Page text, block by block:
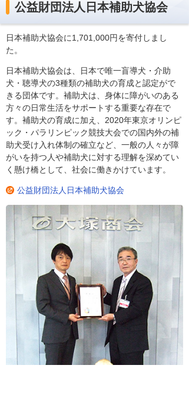
公益財団法人日本補助犬協会
日本補助犬協会に1,701,000円を寄付しまし
た。
日本補助犬協会は、日本で唯一盲導犬・介助
犬・聴導犬の3種類の補助犬の育成と認定がで
きる団体です。補助犬は、身体に障がいのある
方々の日常生活をサポートする重要な存在で
す。補助犬の育成に加え、2020年東京オリンピ
ック・パラリンピック競技大会での国内外の補
助犬受け入れ体制の確立など、一般の人々が障
がいを持つ人や補助犬に対する理解を深めてい
く懸け橋として、社会に働きかけています。
公益財団法人日本補助犬協会